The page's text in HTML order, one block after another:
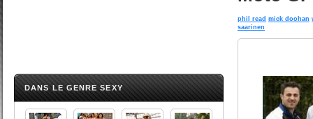
DANS LE GENRE SEXY
phil read mick doohan
saarinen